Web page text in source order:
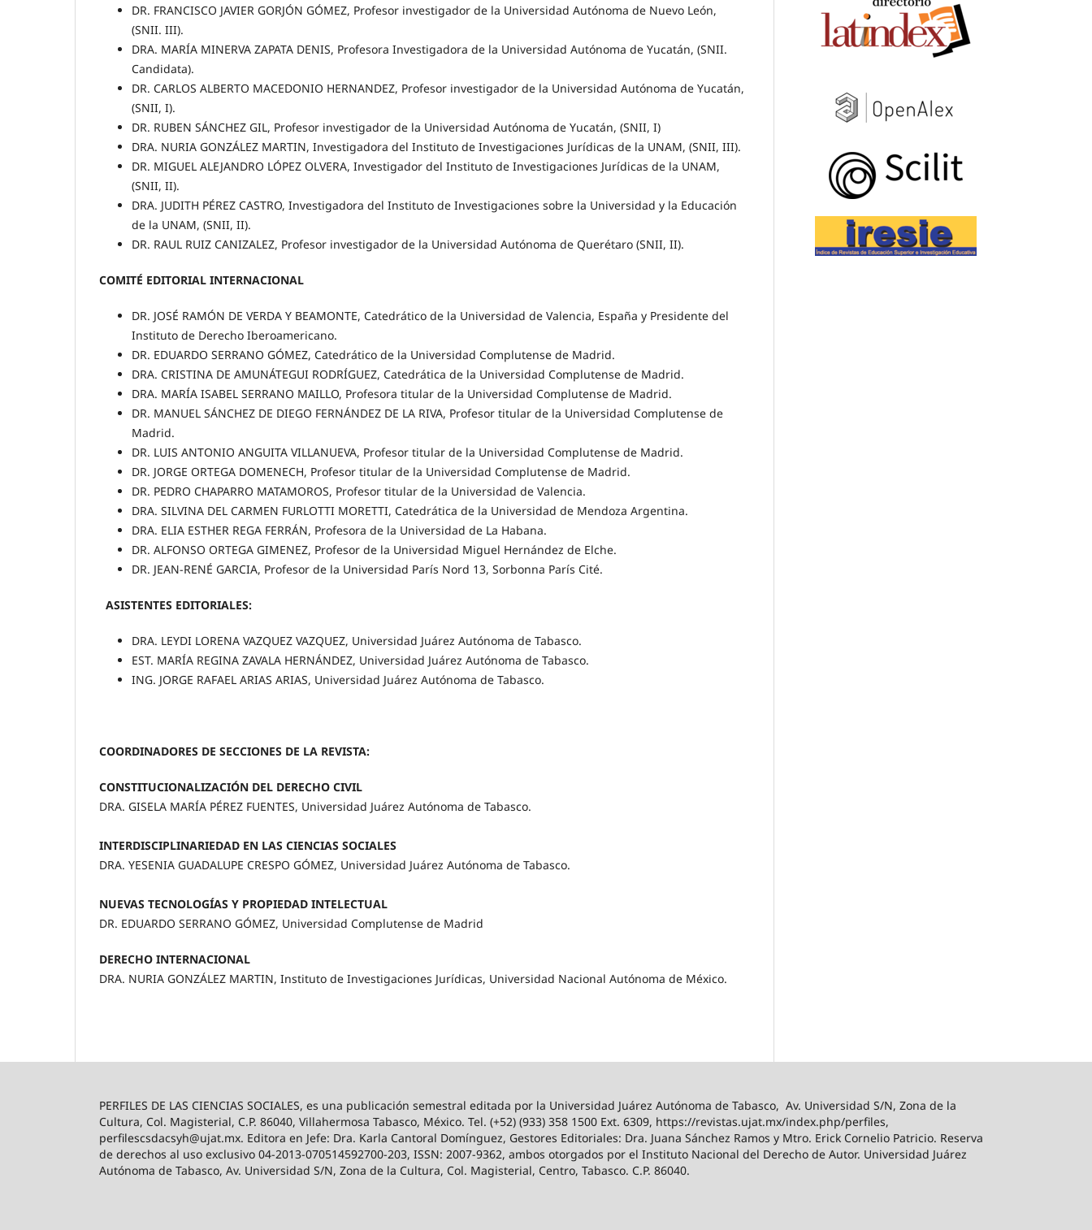
DR. FRANCISCO JAVIER GORJÓN GÓMEZ, Profesor investigador de la Universidad Autónoma de Nuevo León,
(SNII. III).
DRA. MARÍA MINERVA ZAPATA DENIS, Profesora Investigadora de la Universidad Autónoma de Yucatán, (SNII.
Candidata).
DR. CARLOS ALBERTO MACEDONIO HERNANDEZ, Profesor investigador de la Universidad Autónoma de Yucatán,
(SNII, I).
DR. RUBEN SÁNCHEZ GIL, Profesor investigador de la Universidad Autónoma de Yucatán, (SNII, I)
DRA. NURIA GONZÁLEZ MARTIN, Investigadora del Instituto de Investigaciones Jurídicas de la UNAM, (SNII, III).
DR. MIGUEL ALEJANDRO LÓPEZ OLVERA, Investigador del Instituto de Investigaciones Jurídicas de la UNAM,
(SNII, II).
DRA. JUDITH PÉREZ CASTRO, Investigadora del Instituto de Investigaciones sobre la Universidad y la Educación
de la UNAM, (SNII, II).
DR. RAUL RUIZ CANIZALEZ, Profesor investigador de la Universidad Autónoma de Querétaro (SNII, II).
COMITÉ EDITORIAL INTERNACIONAL
DR. JOSÉ RAMÓN DE VERDA Y BEAMONTE, Catedrático de la Universidad de Valencia, España y Presidente del
Instituto de Derecho Iberoamericano.
DR. EDUARDO SERRANO GÓMEZ, Catedrático de la Universidad Complutense de Madrid.
DRA. CRISTINA DE AMUNÁTEGUI RODRÍGUEZ, Catedrática de la Universidad Complutense de Madrid.
DRA. MARÍA ISABEL SERRANO MAILLO, Profesora titular de la Universidad Complutense de Madrid.
DR. MANUEL SÁNCHEZ DE DIEGO FERNÁNDEZ DE LA RIVA, Profesor titular de la Universidad Complutense de
Madrid.
DR. LUIS ANTONIO ANGUITA VILLANUEVA, Profesor titular de la Universidad Complutense de Madrid.
DR. JORGE ORTEGA DOMENECH, Profesor titular de la Universidad Complutense de Madrid.
DR. PEDRO CHAPARRO MATAMOROS, Profesor titular de la Universidad de Valencia.
DRA. SILVINA DEL CARMEN FURLOTTI MORETTI, Catedrática de la Universidad de Mendoza Argentina.
DRA. ELIA ESTHER REGA FERRÁN, Profesora de la Universidad de La Habana.
DR. ALFONSO ORTEGA GIMENEZ, Profesor de la Universidad Miguel Hernández de Elche.
DR. JEAN-RENÉ GARCIA, Profesor de la Universidad París Nord 13, Sorbonna París Cité.
ASISTENTES EDITORIALES:
DRA. LEYDI LORENA VAZQUEZ VAZQUEZ, Universidad Juárez Autónoma de Tabasco.
EST. MARÍA REGINA ZAVALA HERNÁNDEZ, Universidad Juárez Autónoma de Tabasco.
ING. JORGE RAFAEL ARIAS ARIAS, Universidad Juárez Autónoma de Tabasco.
COORDINADORES DE SECCIONES DE LA REVISTA:
CONSTITUCIONALIZACIÓN DEL DERECHO CIVIL
DRA. GISELA MARÍA PÉREZ FUENTES, Universidad Juárez Autónoma de Tabasco.
INTERDISCIPLINARIEDAD EN LAS CIENCIAS SOCIALES
DRA. YESENIA GUADALUPE CRESPO GÓMEZ, Universidad Juárez Autónoma de Tabasco.
NUEVAS TECNOLOGÍAS Y PROPIEDAD INTELECTUAL
DR. EDUARDO SERRANO GÓMEZ, Universidad Complutense de Madrid
DERECHO INTERNACIONAL
DRA. NURIA GONZÁLEZ MARTIN, Instituto de Investigaciones Jurídicas, Universidad Nacional Autónoma de México.
PERFILES DE LAS CIENCIAS SOCIALES, es una publicación semestral editada por la Universidad Juárez Autónoma de Tabasco, Av. Universidad S/N, Zona de la
Cultura, Col. Magisterial, C.P. 86040, Villahermosa Tabasco, México. Tel. (+52) (933) 358 1500 Ext. 6309, https://revistas.ujat.mx/index.php/perfiles,
perfilescsdacsyh@ujat.mx. Editora en Jefe: Dra. Karla Cantoral Domínguez, Gestores Editoriales: Dra. Juana Sánchez Ramos y Mtro. Erick Cornelio Patricio. Reserva
de derechos al uso exclusivo 04-2013-070514592700-203, ISSN: 2007-9362, ambos otorgados por el Instituto Nacional del Derecho de Autor. Universidad Juárez
Autónoma de Tabasco, Av. Universidad S/N, Zona de la Cultura, Col. Magisterial, Centro, Tabasco. C.P. 86040.